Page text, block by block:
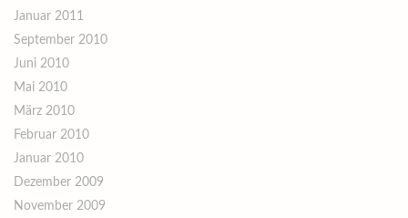
Januar 2011
September 2010
Juni 2010
Mai 2010
März 2010
Februar 2010
Januar 2010
Dezember 2009
November 2009